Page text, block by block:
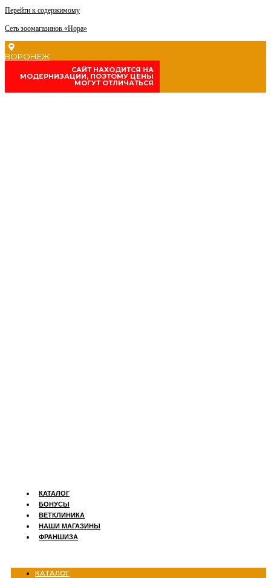
Перейти к содержимому
Сеть зоомагазинов «Нора»
ВОРОНЕЖ
CАЙТ НАХОДИТСЯ НА
МОДЕРНИЗАЦИИ, ПОЭТОМУ ЦЕНЫ
МОГУТ ОТЛИЧАТЬСЯ
КАТАЛОГ
БОНУСЫ
ВЕТКЛИНИКА
НАШИ МАГАЗИНЫ
ФРАНШИЗА
КАТАЛОГ